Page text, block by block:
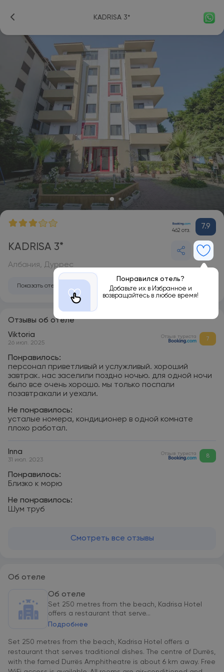
KADRISA 3*
462 отз. 7.9
KADRISA 3*
Понравился отель?
Добавьте их в Избранное и
возвращайтесь в любое время!
Албания, Дуррес
Показать отель на карте
Отзывы об отеле
Viktoria
26 июл. 2025
Отзыв туриста 7
Понравилось:
персонал приветливый и услужливый. хороший
завтрак. нас заселили поздно ночью. для одной ночи
было все очень хорошо. мы только поспали
позавтракали и уехали.
Не понравилось:
усталые номера, кондиционер в одной комнате
плохо работал.
Inna
31 июл. 2023
Отзыв туриста 8
Понравилось:
Близко к морю
Не понравилось:
Шум труб
Смотреть все отзывы
Об отеле
Об отеле
Set 250 metres from the beach, Kadrisa Hotel
offers a restaurant that serve...
Подробнее
Set 250 metres from the beach, Kadrisa Hotel offers a
restaurant that serves traditional dishes. The centre of Durrës,
with the famed Durrës Amphitheatre is about 6 km away. Free